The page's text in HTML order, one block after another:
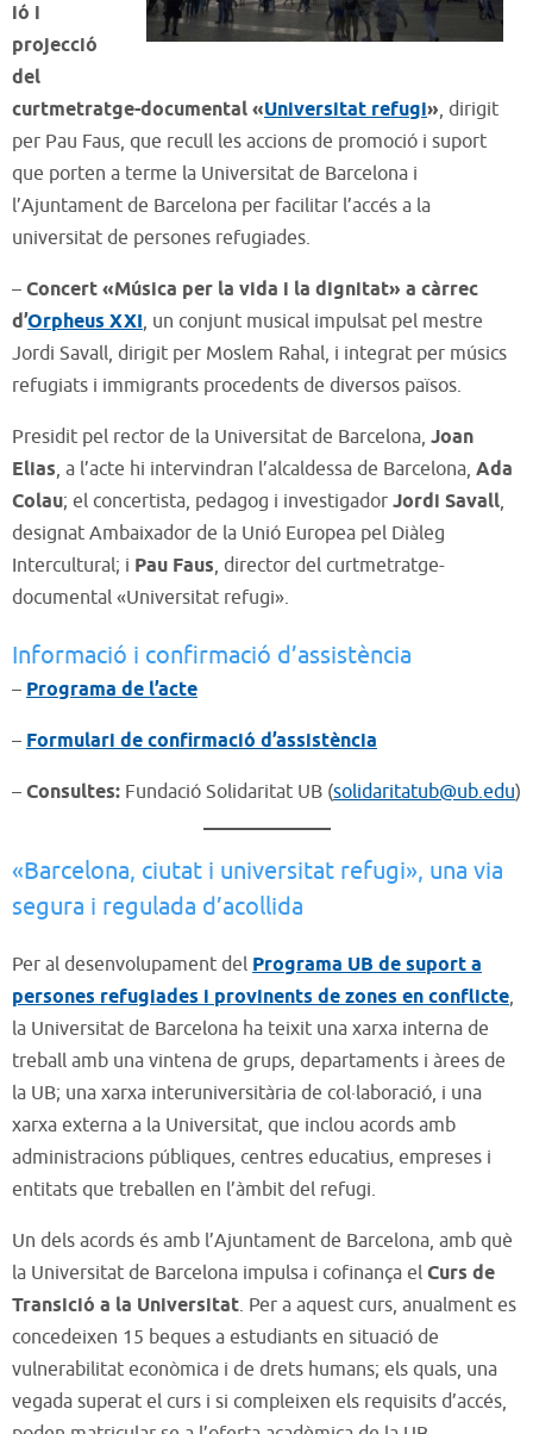
ió i
projecció
del
curtmetratge-documental «Universitat refugi», dirigit
per Pau Faus, que recull les accions de promoció i suport
que porten a terme la Universitat de Barcelona i
l’Ajuntament de Barcelona per facilitar l’accés a la
universitat de persones refugiades.
– Concert «Música per la vida i la dignitat» a càrrec
d’Orpheus XXI, un conjunt musical impulsat pel mestre
Jordi Savall, dirigit per Moslem Rahal, i integrat per músics
refugiats i immigrants procedents de diversos països.
Presidit pel rector de la Universitat de Barcelona, Joan
Elias, a l’acte hi intervindran l’alcaldessa de Barcelona, Ada
Colau; el concertista, pedagog i investigador Jordi Savall,
designat Ambaixador de la Unió Europea pel Diàleg
Intercultural; i Pau Faus, director del curtmetratge-
documental «Universitat refugi».
Informació i confirmació d’assistència
– Programa de l’acte
– Formulari de confirmació d’assistència
– Consultes: Fundació Solidaritat UB (solidaritatub@ub.edu)
«Barcelona, ciutat i universitat refugi», una via
segura i regulada d’acollida
Per al desenvolupament del Programa UB de suport a
persones refugiades i provinents de zones en conflicte,
la Universitat de Barcelona ha teixit una xarxa interna de
treball amb una vintena de grups, departaments i àrees de
la UB; una xarxa interuniversitària de col·laboració, i una
xarxa externa a la Universitat, que inclou acords amb
administracions públiques, centres educatius, empreses i
entitats que treballen en l’àmbit del refugi.
Un dels acords és amb l’Ajuntament de Barcelona, amb què
la Universitat de Barcelona impulsa i cofinança el Curs de
Transició a la Universitat. Per a aquest curs, anualment es
concedeixen 15 beques a estudiants en situació de
vulnerabilitat econòmica i de drets humans; els quals, una
vegada superat el curs i si compleixen els requisits d’accés,